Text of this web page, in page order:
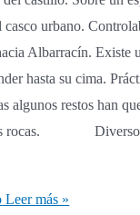
casco urbano.
Albarracín. Existe
hasta su cima.
algunos restos han
rocas. Diversos
Leer más »